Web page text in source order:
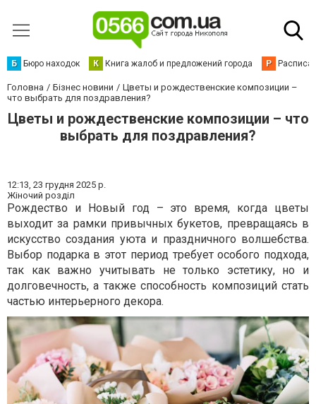
Б Бюро находок К Книга жалоб и предложений города Р
Головна Бізнес новини
Цветы и рождественские композиции –
что выбрать для поздравления?
Цветы и рождественские композиции – что
выбрать для поздравления?
12:13, 23 грудня 2025 р.
Жіночий розділ
Рождество и Новый год – это время, когда цветы
выходит за рамки привычных букетов, превращаясь в
искусство создания уюта и праздничного волшебства.
Выбор подарка в этот период требует особого подхода,
так как важно учитывать не только эстетику, но и
долговечность, а также способность композиций стать
частью интерьерного декора.